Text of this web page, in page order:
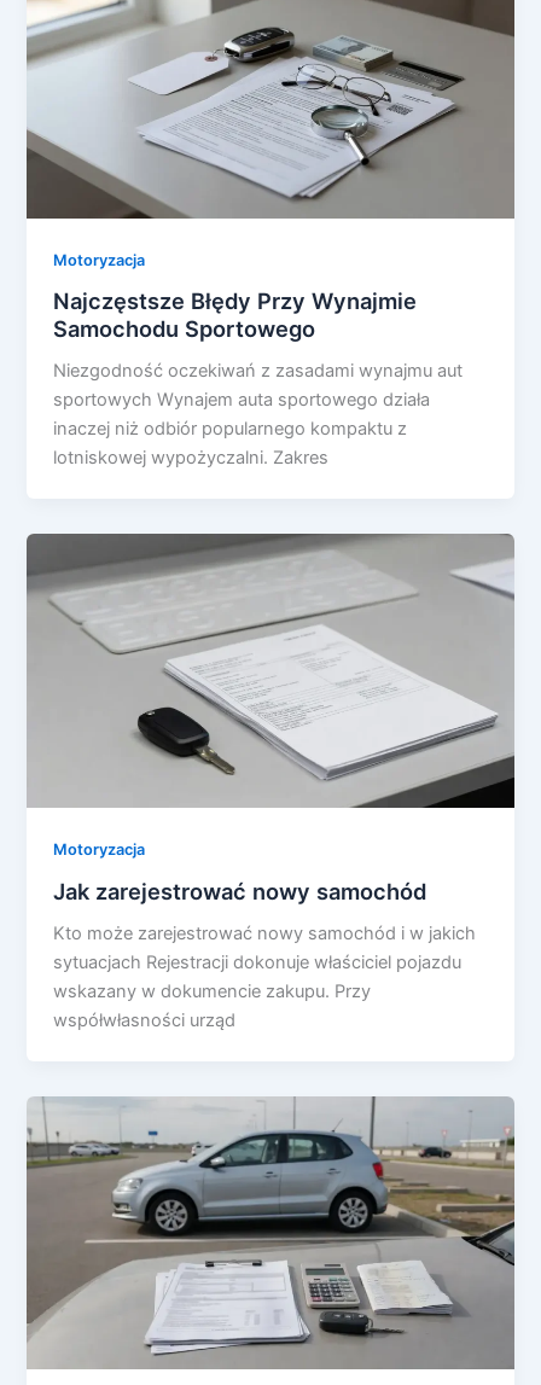
Motoryzacja
Najczęstsze Błędy Przy Wynajmie
Samochodu Sportowego
Niezgodność oczekiwań z zasadami wynajmu aut
sportowych Wynajem auta sportowego działa
inaczej niż odbiór popularnego kompaktu z
lotniskowej wypożyczalni. Zakres
Motoryzacja
Jak zarejestrować nowy samochód
Kto może zarejestrować nowy samochód i w jakich
sytuacjach Rejestracji dokonuje właściciel pojazdu
wskazany w dokumencie zakupu. Przy
współwłasności urząd